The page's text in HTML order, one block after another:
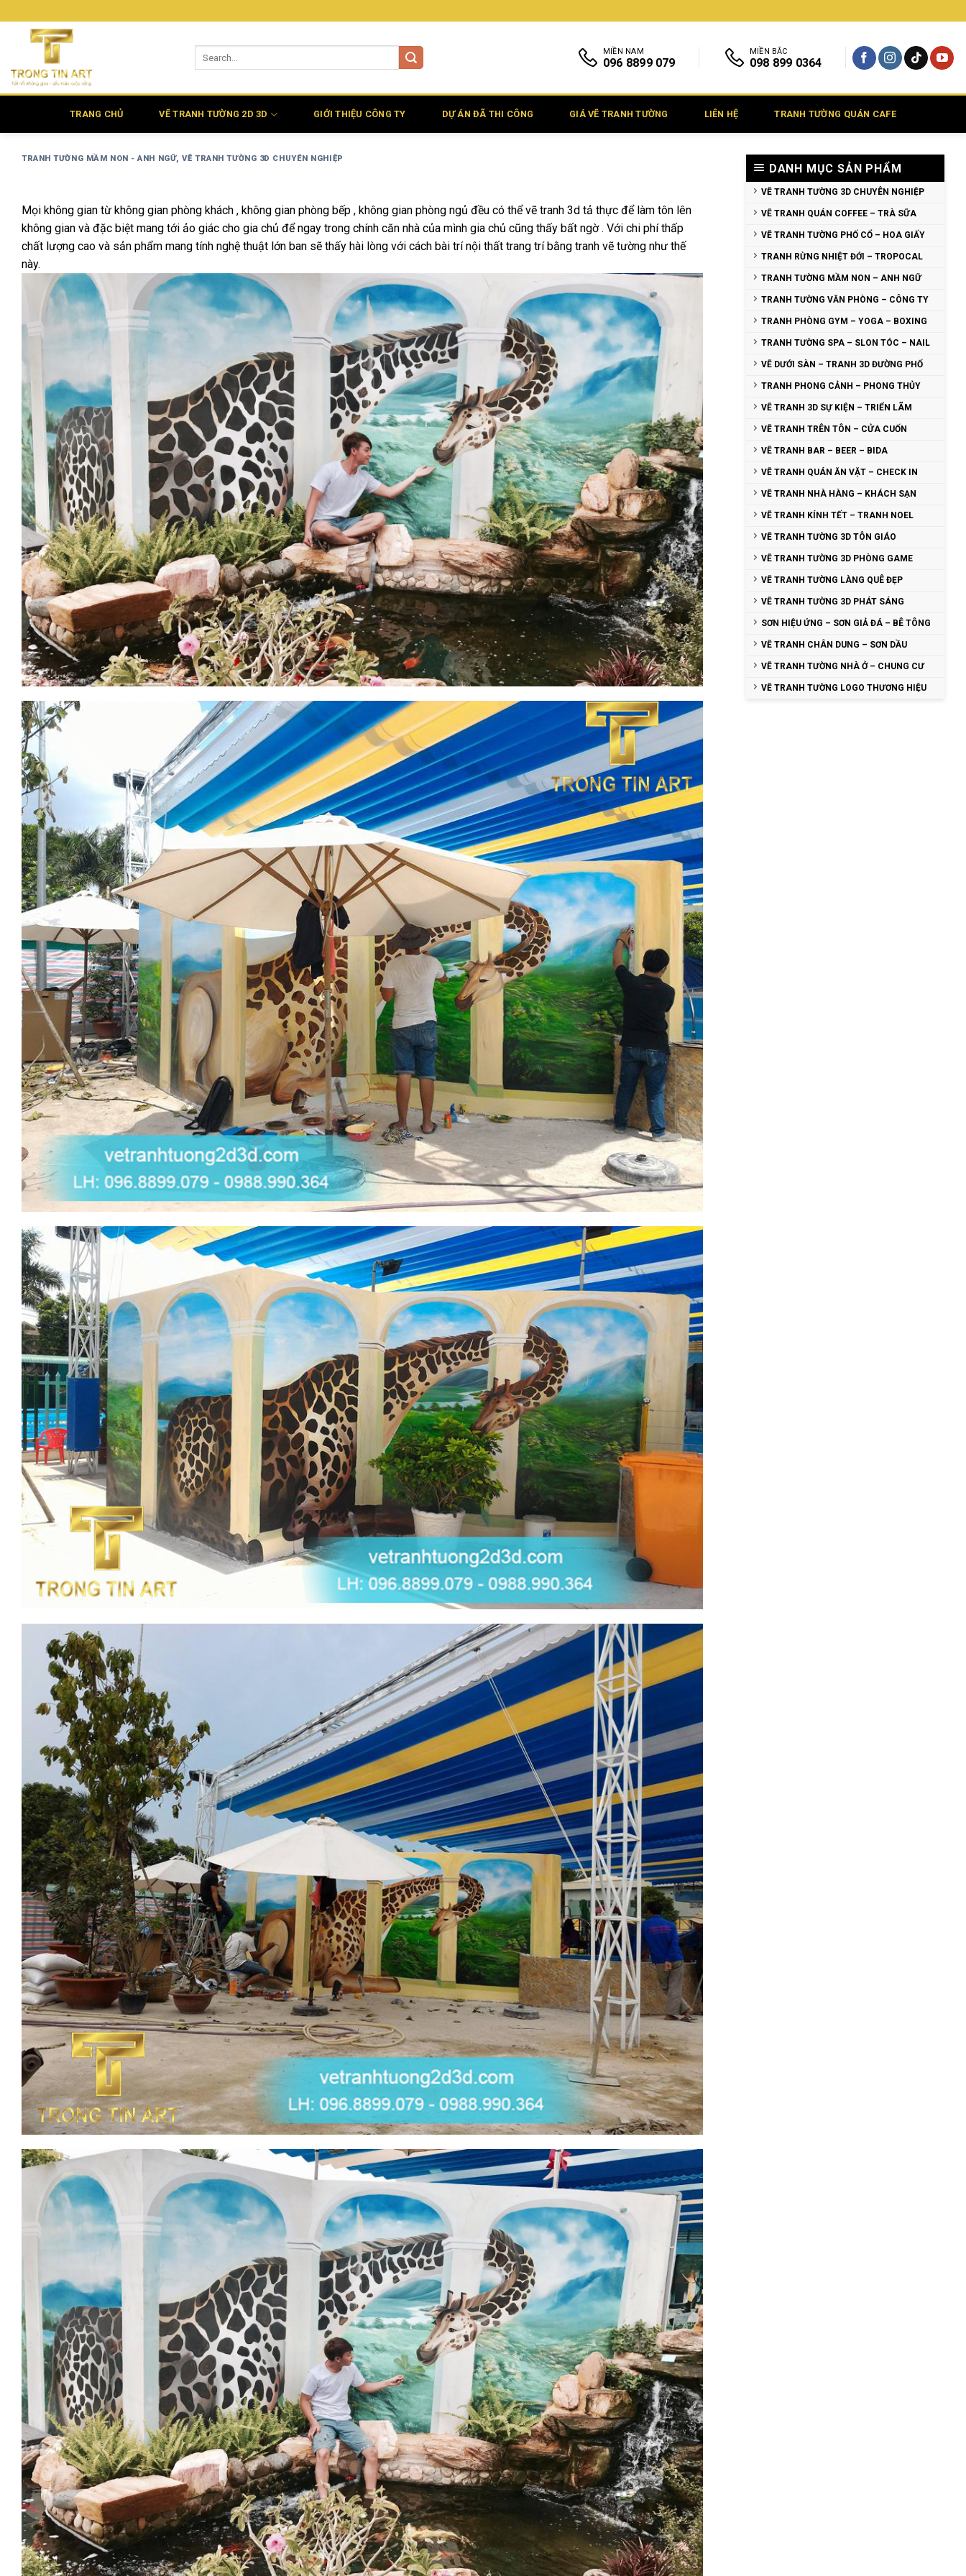
qua
MIỀN NAM
096 8899 079
MIỀN BẮC
098 899 0364
TRANG CHỦ VẼ TRANH TƯỜNG 2D 3D GIỚI THIỆU CÔNG TY DỰ ÁN ĐÃ THI CÔNG GIÁ VẼ TRANH TƯỜNG LIÊN HỆ TRANH TƯỜNG QUÁN CAFE
TRANH TƯỜNG MẦM NON - ANH NGỮ,VẼ TRANH TƯỜNG 3D CHUYÊN NGHIỆP
Mọi không gian từ không gian phòng khách , không gian phòng bếp , không gian phòng ngủ đều có thể vẽ tranh 3d tả thực để làm tôn lên
không gian và đặc biệt mang tới ảo giác cho gia chủ để ngay trong chính căn nhà của mình gia chủ cũng thấy bất ngờ . Với chi phí thấp
chất lượng cao và sản phẩm mang tính nghệ thuật lớn ban sẽ thấy hài lòng với cách bài trí nội thất trang trí bằng tranh vẽ tường như thế
này.
DANH MỤC SẢN PHẨM
VẼ TRANH TƯỜNG 3D CHUYÊN NGHIỆP
VẼ TRANH QUÁN COFFEE – TRÀ SỮA
VẼ TRANH TƯỜNG PHỐ CỔ – HOA GIẤY
TRANH RỪNG NHIỆT ĐỚI – TROPOCAL
TRANH TƯỜNG MẦM NON – ANH NGỮ
TRANH TƯỜNG VĂN PHÒNG – CÔNG TY
TRANH PHÒNG GYM – YOGA – BOXING
TRANH TƯỜNG SPA – SLON TÓC – NAIL
VẼ DƯỚI SÀN – TRANH 3D ĐƯỜNG PHỐ
TRANH PHONG CẢNH – PHONG THỦY
VẼ TRANH 3D SỰ KIỆN – TRIỂN LÃM
VẼ TRANH TRÊN TÔN – CỬA CUỐN
VẼ TRANH BAR – BEER – BIDA
VẼ TRANH QUÁN ĂN VẶT – CHECK IN
VẼ TRANH NHÀ HÀNG – KHÁCH SẠN
VẼ TRANH KÍNH TẾT – TRANH NOEL
VẼ TRANH TƯỜNG 3D TÔN GIÁO
VẼ TRANH TƯỜNG 3D PHÒNG GAME
VẼ TRANH TƯỜNG LÀNG QUÊ ĐẸP
VẼ TRANH TƯỜNG 3D PHÁT SÁNG
SƠN HIỆU ỨNG – SƠN GIẢ ĐÁ – BÊ TÔNG
VẼ TRANH CHÂN DUNG – SƠN DẦU
VẼ TRANH TƯỜNG NHÀ Ở – CHUNG CƯ
VẼ TRANH TƯỜNG LOGO THƯƠNG HIỆU